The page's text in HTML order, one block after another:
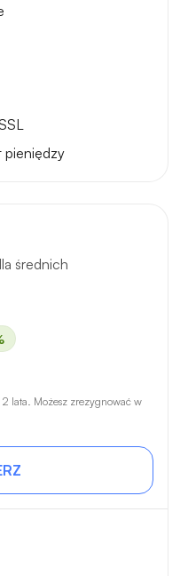
pieniędzy
średnich
lata. Możesz zrezygnować w